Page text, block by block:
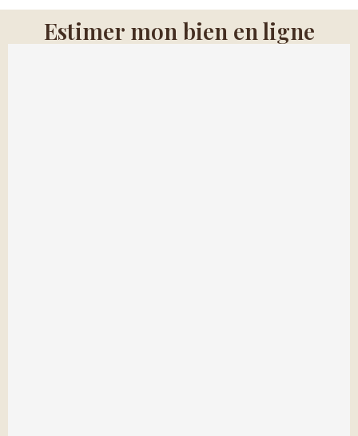
Estimer mon bien en ligne